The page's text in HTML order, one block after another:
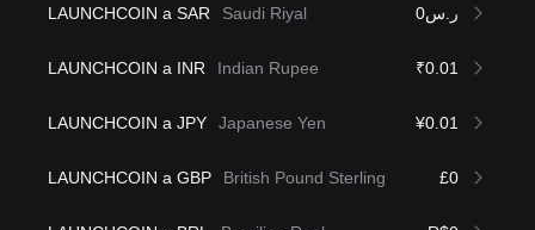
LAUNCHCOIN a SAR Saudi Riyal ر.س0
LAUNCHCOIN a INR Indian Rupee ₹0.01
LAUNCHCOIN a JPY Japanese Yen ¥0.01
LAUNCHCOIN a GBP British Pound Sterling £0